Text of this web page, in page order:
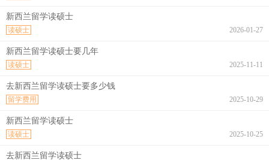
新西兰留学读硕士
2026-01-27
读硕士
新西兰留学读硕士要几年
2025-11-11
读硕士
去新西兰留学读硕士要多少钱
2025-10-29
留学费用
新西兰留学读硕士
2025-10-25
读硕士
去新西兰留学读硕士